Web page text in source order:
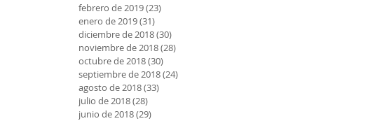
febrero de 2019(23)
enero de 2019(31)
diciembre de 2018(30)
noviembre de 2018(28)
octubre de 2018(30)
septiembre de 2018(24)
agosto de 2018(33)
julio de 2018(28)
junio de 2018(29)